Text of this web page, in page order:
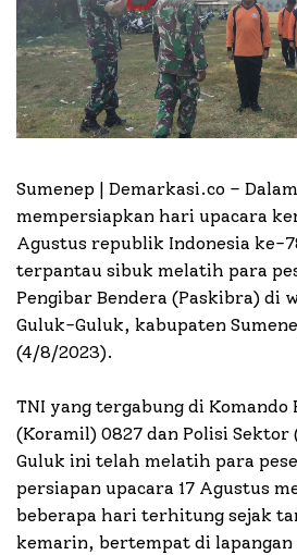
Sumenep | Demarkasi.co –
mempersiapkan hari upacara
Agustus republik Indonesia ke-
terpantau sibuk melatih para
Pengibar Bendera (Paskibra) di
Guluk-Guluk, kabupaten
(4/8/2023).
TNI yang tergabung di
(Koramil) 0827 dan Polisi Sektor
Guluk ini telah melatih para
persiapan upacara 17 Agustus
beberapa hari terhitung sejak
kemarin, bertempat di lapangan